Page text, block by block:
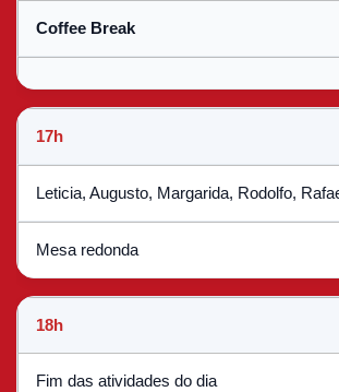
Coffee Break
17h
Leticia, Augusto, Margarida, Rodolfo,
Mesa redonda
18h
Fim das atividades do dia